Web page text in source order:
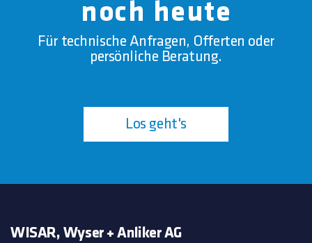
noch heute
Für technische Anfragen, Offerten oder
persönliche Beratung.
Los geht's
WISAR, Wyser + Anliker AG